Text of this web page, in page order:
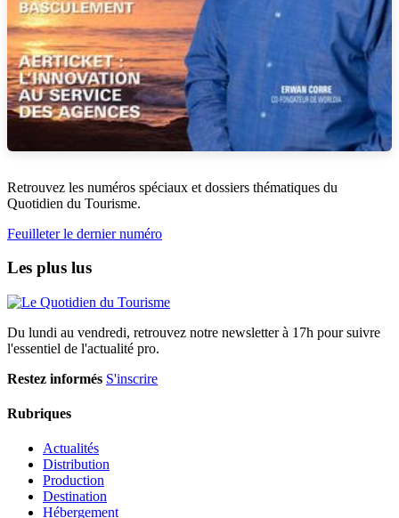
Retrouvez les numéros spéciaux et dossiers thématiques du
Quotidien du Tourisme.
Feuilleter le dernier numéro
Les plus lus
Du lundi au vendredi, retrouvez notre newsletter à 17h pour suivre
l'essentiel de l'actualité pro.
Restez informés S'inscrire
Rubriques
Actualités
Distribution
Production
Destination
Hébergement